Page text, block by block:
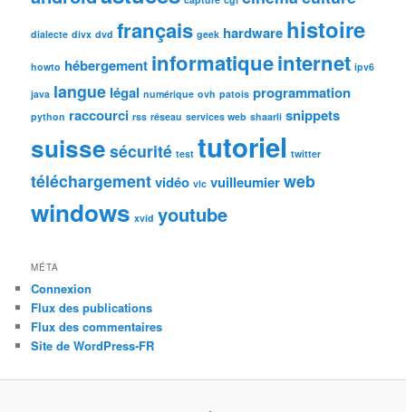
dialecte divx dvd français geek hardware histoire
howto hébergement informatiqueinternet ipv6
java langue légal numérique ovh patois programmation
python raccourci rss réseau services web shaarli snippets
suisse sécurité test tutoriel twitter
téléchargementvidéo vlc vuilleumierweb
windows xvid youtube
MÉTA
Connexion
Flux des publications
Flux des commentaires
Site de WordPress-FR